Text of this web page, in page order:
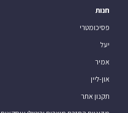
חנות
פסיכומטרי
יעל
אמיר
און-ליין
תקנון אתר